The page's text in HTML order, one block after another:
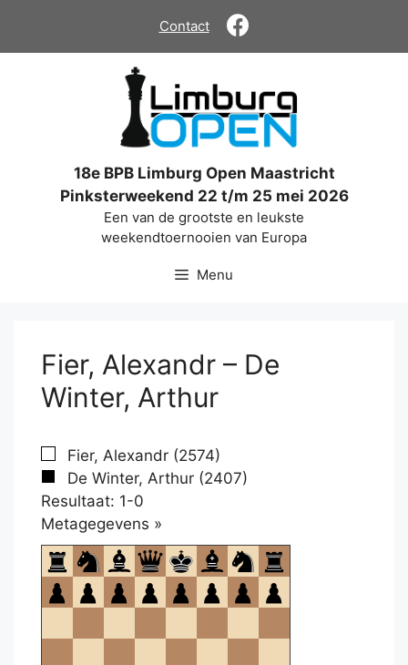
de
Contact
18e BPB Limburg Open Maastricht
Pinksterweekend 22 t/m 25 mei 2026
Een van de grootste en leukste
weekendtoernooien van Europa
Menu
Fier, Alexandr – De
Winter, Arthur
Fier, Alexandr (2574)
De Winter, Arthur (2407)
Resultaat: 1-0
Metagegevens »
om
te
openen.